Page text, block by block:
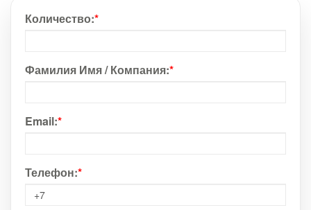
Количество:*
Фамилия Имя / Компания:*
Email:*
Телефон:*